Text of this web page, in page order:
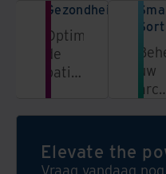
Gezondheidszorg
Optimaliseer
de
patiëntenzorg
efficiënt
medisch
Sort
uw
slim
Elevate the
Vraag vandaag